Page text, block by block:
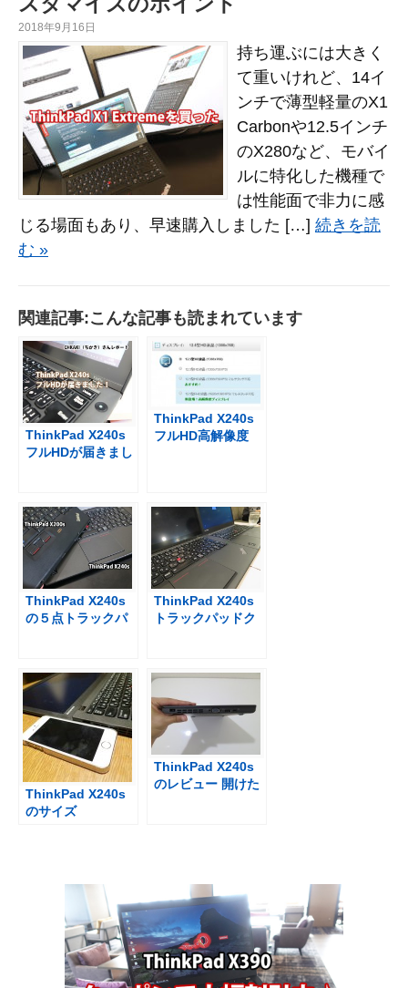
2018年9月16日
持ち運ぶには大きく
て重いけれど、14イ
ンチで薄型軽量のX1
Carbonや12.5インチ
のX280など、モバイ
ルに特化した機種で
は性能面で非力に感
じる場面もあり、早速購入しました […] 続きを読
む »
関連記事:こんな記事も読まれています
ThinkPad X240s
フルHDが届きまし
を・・・
ThinkPad X240s
フルHD高解像度
ThinkPad X240s
の５点トラックパ
ThinkPad X240s
トラックパッドク
ThinkPad X240s
のサイズ
ThinkPad X240s
のレビュー 開けた